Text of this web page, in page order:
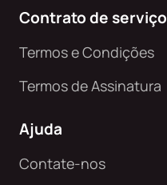
Contrato de serviço
Termos e Condições
Termos de Assinatura
Ajuda
Contate-nos